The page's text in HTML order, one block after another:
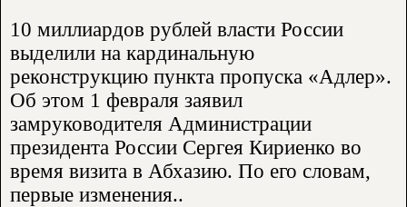
10 миллиардов рублей власти России
выделили на кардинальную
реконструкцию пункта пропуска «Адлер».
Об этом 1 февраля заявил
замруководителя Администрации
президента России Сергея Кириенко во
время визита в Абхазию. По его словам,
первые изменения..